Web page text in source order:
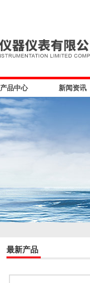
产品中心 新闻资讯
最新产品